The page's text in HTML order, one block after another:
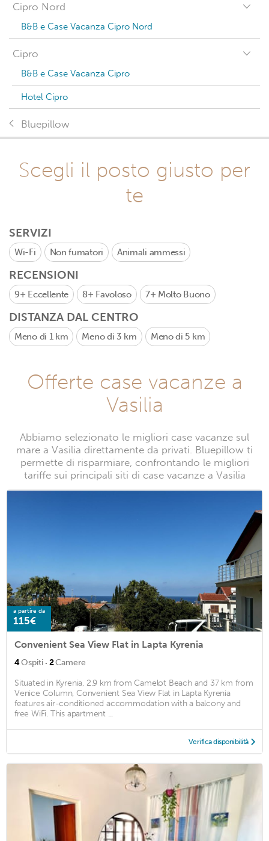
Cipro Nord
B&B e Case Vacanza Cipro Nord
Cipro
B&B e Case Vacanza Cipro
Hotel Cipro
Bluepillow
Scegli il posto giusto per
te
SERVIZI
Wi-Fi Non fumatori Animali ammessi
RECENSIONI
9+ Eccellente 8+ Favoloso 7+ Molto Buono
DISTANZA DAL CENTRO
Meno di 1 km Meno di 3 km Meno di 5 km
Offerte case vacanze a
Vasilia
Abbiamo selezionato le migliori case vacanze sul
mare a Vasilia direttamente da privati. Bluepillow ti
permette di risparmiare, confrontando le migliori
tariffe sui principali siti di case vacanze a Vasilia
a partire da
115€
Convenient Sea View Flat in Lapta Kyrenia
4Ospiti · 2Camere
Situated in Kyrenia, 2.9 km from Camelot Beach and 37 km from
Venice Column, Convenient Sea View Flat in Lapta Kyrenia
features air-conditioned accommodation with a balcony and
free WiFi. This apartment ...
Verifica disponibilità